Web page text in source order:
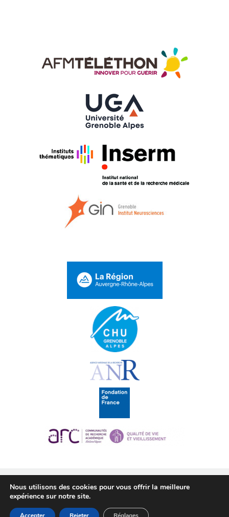
CMyPath 2016 © •Legal notice
Nous utilisons des cookies pour vous offrir la meilleure
expérience sur notre site.